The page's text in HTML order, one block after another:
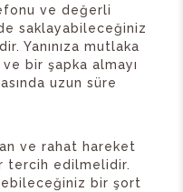
ve değerli
saklayabileceğiniz
Yanınıza mutlaka
bir şapka almayı
uzun süre
ve rahat hareket
tercih edilmelidir.
bir şort